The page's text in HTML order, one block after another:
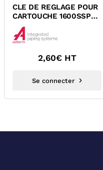
CLE DE REGLAGE POUR
CARTOUCHE 1600SSP
APOLLO AIPS
2,60€ HT
Se connecter